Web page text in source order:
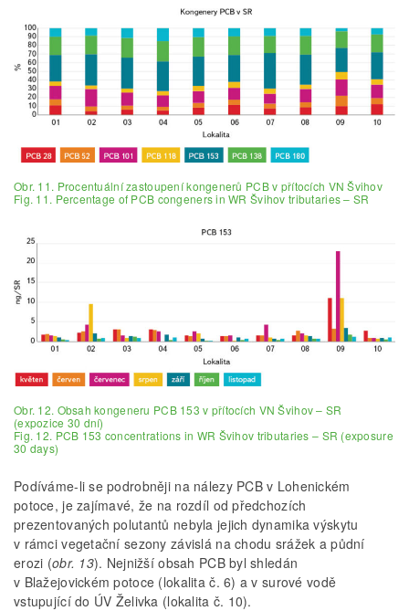
Obr. 11. Procentuální zastoupení kongenerů PCB v přítocích VN Švihov
Fig. 11. Percentage of PCB congeners in WR Švihov tributaries – SR
Obr. 12. Obsah kongeneru PCB 153 v přítocích VN Švihov – SR
(expozice 30 dní)
Fig. 12. PCB 153 concentrations in WR Švihov tributaries – SR (exposure
30 days)
Podíváme-li se podrobněji na nálezy PCB v Lohenickém
potoce, je zajímavé, že na rozdíl od předchozích
prezentovaných polutantů nebyla jejich dynamika výskytu
v rámci vegetační sezony závislá na chodu srážek a půdní
erozi (obr. 13). Nejnižší obsah PCB byl shledán
v Blažejovickém potoce (lokalita č. 6) a v surové vodě
vstupující do ÚV Želivka (lokalita č. 10).